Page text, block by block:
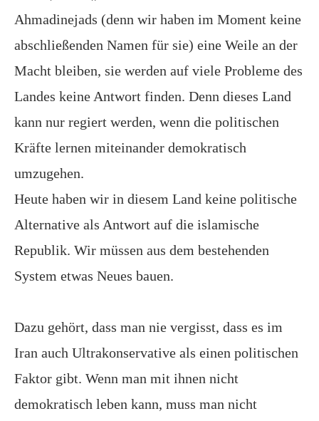
Ahmadinejads (denn wir haben im Moment keine
abschließenden Namen für sie) eine Weile an der
Macht bleiben, sie werden auf viele Probleme des
Landes keine Antwort finden. Denn dieses Land
kann nur regiert werden, wenn die politischen
Kräfte lernen miteinander demokratisch
umzugehen.
Heute haben wir in diesem Land keine politische
Alternative als Antwort auf die islamische
Republik. Wir müssen aus dem bestehenden
System etwas Neues bauen.
Dazu gehört, dass man nie vergisst, dass es im
Iran auch Ultrakonservative als einen politischen
Faktor gibt. Wenn man mit ihnen nicht
demokratisch leben kann, muss man nicht